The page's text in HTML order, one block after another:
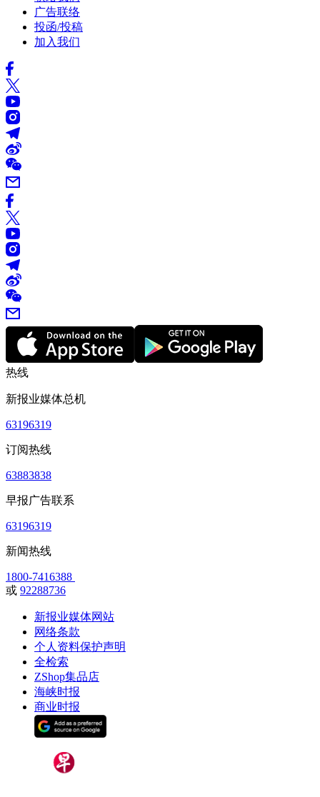
广告联络
投函/投稿
加入我们
热线
新报业媒体总机
63196319
订阅热线
63883838
早报广告联系
63196319
新闻热线
1800-7416388
或 92288736
新报业媒体网站
网络条款
个人资料保护声明
全检索
ZShop集品店
海峡时报
商业时报